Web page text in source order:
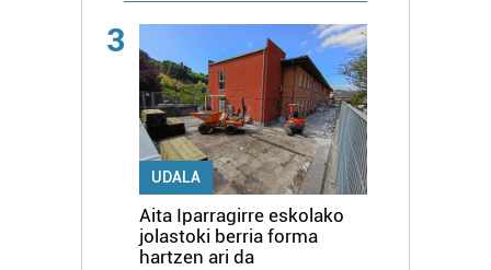
3
UDALA
Aita Iparragirre eskolako
jolastoki berria forma
hartzen ari da